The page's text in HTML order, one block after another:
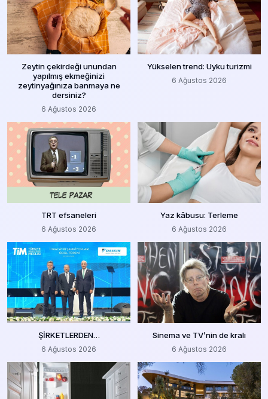
Zeytin çekirdeği unundan
yapılmış ekmeğinizi
zeytinyağınıza banmaya ne
dersiniz?
6 Ağustos 2026
Yükselen trend: Uyku turizmi
6 Ağustos 2026
TRT efsaneleri
6 Ağustos 2026
Yaz kâbusu: Terleme
6 Ağustos 2026
ŞİRKETLERDEN…
6 Ağustos 2026
Sinema ve TV’nin de kralı
6 Ağustos 2026